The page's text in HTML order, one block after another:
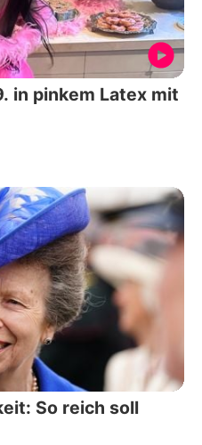
in pinkem Latex mit
So reich soll